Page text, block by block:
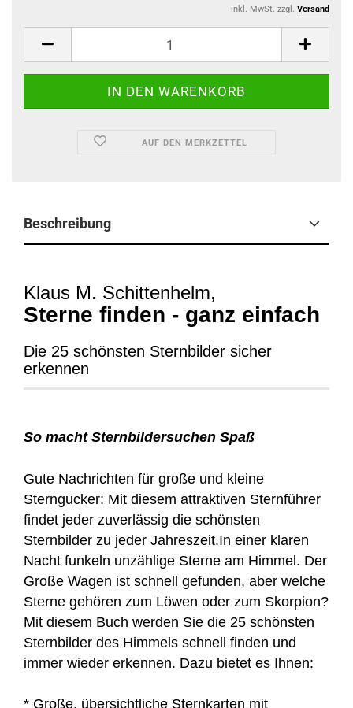
inkl. MwSt. zzgl. Versand
AUF DEN MERKZETTEL
Beschreibung
Klaus M. Schittenhelm,
Sterne finden - ganz einfach
Die 25 schönsten Sternbilder sicher
erkennen
So macht Sternbildersuchen Spaß
Gute Nachrichten für große und kleine
Sterngucker: Mit diesem attraktiven Sternführer
findet jeder zuverlässig die schönsten
Sternbilder zu jeder Jahreszeit.In einer klaren
Nacht funkeln unzählige Sterne am Himmel. Der
Große Wagen ist schnell gefunden, aber welche
Sterne gehören zum Löwen oder zum Skorpion?
Mit diesem Buch werden Sie die 25 schönsten
Sternbilder des Himmels schnell finden und
immer wieder erkennen. Dazu bietet es Ihnen:
* Große, übersichtliche Sternkarten mit